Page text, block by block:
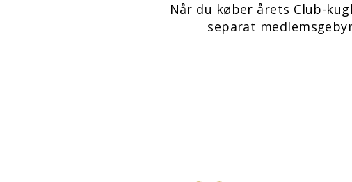
Når du køber årets Club-
separat